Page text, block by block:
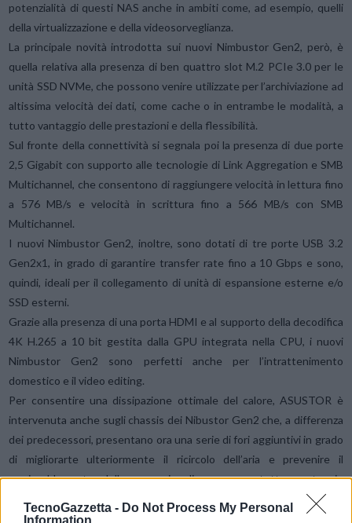
TecnoGazzetta - Do Not Process My Personal
Information
potenzialità di questi NAS anche in ambiti come, ad esempio, quelli
della virtualizzazione e della videosorveglianza.
La principale novità introdotta sui nuovi Nimbustor Gen2, però, è
quella relativa alla presenza di ben quattro slot M.2 PCIe 3.0 per le
unità SSD NVMe, che possono venire utilizzate per l’archiviazione ad
altissima velocità dei dati, come cache o in entrambe le modalità, a
tutto vantaggio delle prestazioni e della flessibilità.
Sul fronte della connettività si segnala poi la presenza di due porte
2,5 Gigabit con supporto alle tecnologie di Link Aggregation e SMB
Multichannel, che consentono di raggiungere velocità in lettura fino
a 576 MB/s e velocità in scrittura fino a 566 MB/s con SMB
Multichannel.
I nuovi Nimbustor Gen2, inoltre, sono dotati di tre porte USB 3.2
Gen2x1, in grado di garantire transfer rate fino a 10 Gbps e sono,
quindi, ideali per il collegamento di unità di espansione esterne e/o
SSD esterni.
Grazie alla presenza di una porta HDMI e al supporto della decodifica
4K H.265 a 10 bit gestita dalla GPU integrata nella CPU, i nuovi
Nimbustor Gen2 sono perfetti anche per l’intrattenimento
domestico e il video editing.
Per consentire una dissipazione ottimale del calore, ASUSTOR è
intervenuta anche sugli chassis dei Nibustor Gen2 che, a differenza
dei predecessori, presentano ora una serie di fori aggiuntivi in grado
di migliorarte ulteriormente il ricircolo dell’aria e prevenire il
surriscaldamente delle memorie di massa, a tutto vantaggio
Per quanto riguarda il sistema operativo,
i nuovi Nimbustor fanno